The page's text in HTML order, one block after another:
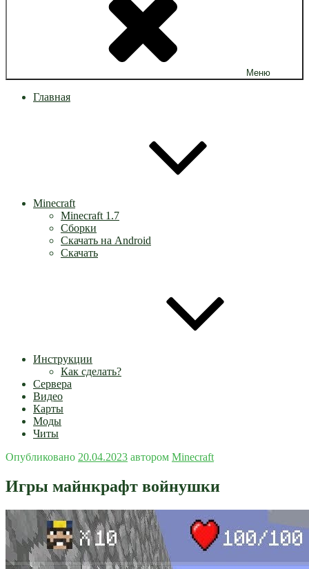
Меню
Главная
Minecraft
Minecraft 1.7
Сборки
Скачать на Android
Скачать
Инструкции
Как сделать?
Сервера
Видео
Карты
Моды
Читы
Опубликовано 20.04.2023 автором Minecraft
Игры майнкрафт войнушки